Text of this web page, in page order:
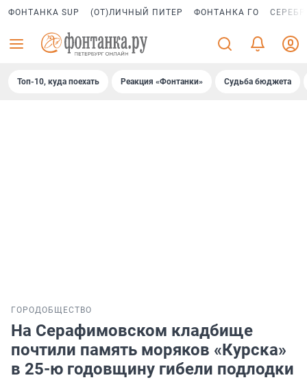
ФОНТАНКА SUP (ОТ)ЛИЧНЫЙ ПИТЕР ФОНТАНКА ГО
Топ-10, куда поехать Реакция «Фонтанки» Судьба бюджета
ГОРОДОБЩЕСТВО
На Серафимовском кладбище
почтили память моряков «Курска»
в 25-ю годовщину гибели подлодки